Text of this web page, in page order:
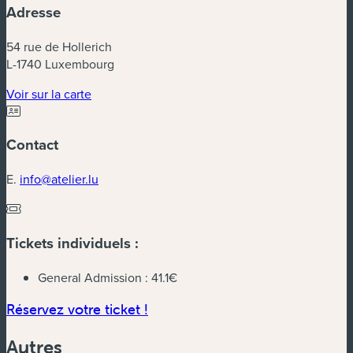
Adresse
54 rue de Hollerich
L-1740 Luxembourg
Voir sur la carte(nouvelle fenêtre)
Contact
E. info@atelier.lu
Tickets individuels :
General Admission : 41.1€
Réservez votre ticket !
Autres